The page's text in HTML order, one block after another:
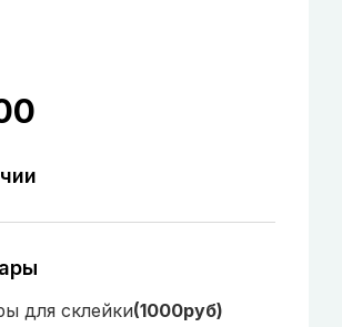
для склейки(1000руб)